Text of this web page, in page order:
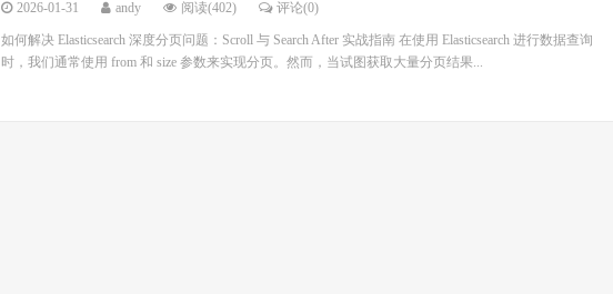
2026-01-31 andy 阅读(402) 评论(0)
如何解决 Elasticsearch 深度分页问题：Scroll 与 Search After 实战指南 在使用 Elasticsearch 进行数据查询
时，我们通常使用 from 和 size 参数来实现分页。然而，当试图获取大量分页结果...